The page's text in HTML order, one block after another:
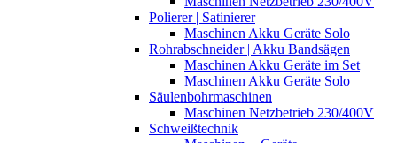
Polierer | Satinierer
Maschinen Akku Geräte Solo
Rohrabschneider | Akku Bandsägen
Maschinen Akku Geräte im Set
Maschinen Akku Geräte Solo
Säulenbohrmaschinen
Maschinen Netzbetrieb 230/400V
Schweißtechnik